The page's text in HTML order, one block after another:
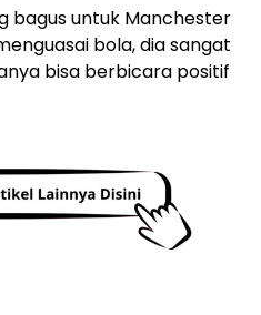
bagus untuk Manchester
bola, dia sangat
bisa berbicara positif